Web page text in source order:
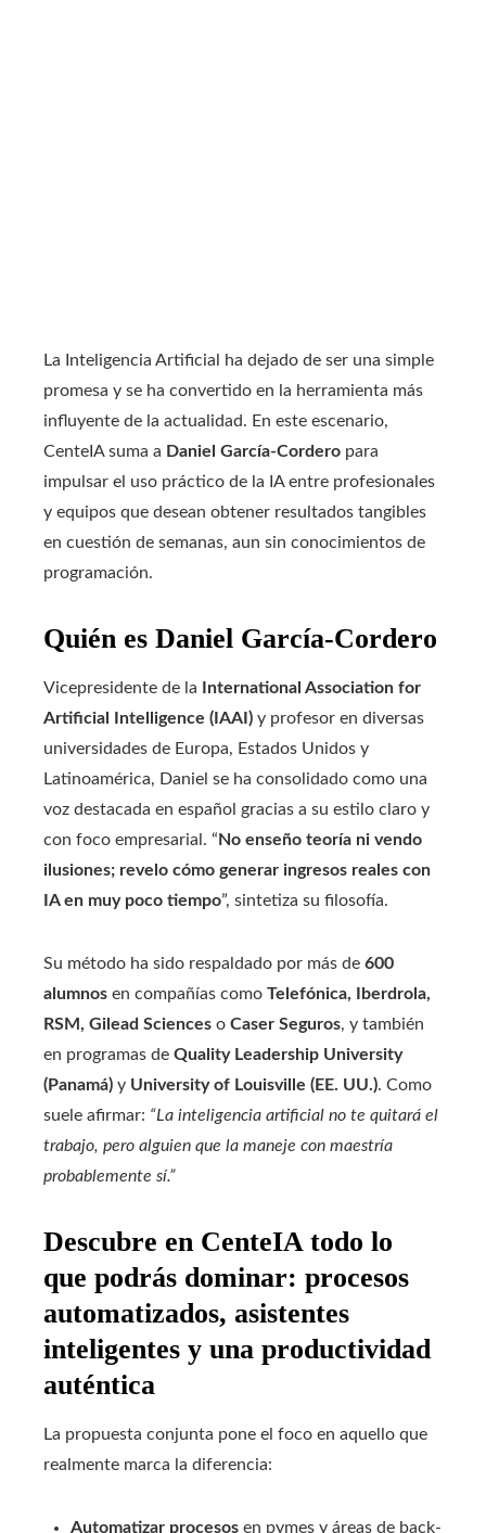
La Inteligencia Artificial ha dejado de ser una simple
promesa y se ha convertido en la herramienta más
influyente de la actualidad. En este escenario,
CenteIA suma a Daniel García-Cordero para
impulsar el uso práctico de la IA entre profesionales
y equipos que desean obtener resultados tangibles
en cuestión de semanas, aun sin conocimientos de
programación.
Quién es Daniel García-Cordero
Vicepresidente de la
International Association for
Artificial Intelligence (IAAI) y profesor en diversas
universidades de Europa, Estados Unidos y
Latinoamérica, Daniel se ha consolidado como una
voz destacada en español gracias a su estilo claro y
con foco empresarial. “ No enseño teoría ni vendo
ilusiones; revelo cómo generar ingresos reales con
IA en muy poco tiempo”, sintetiza su filosofía.
Su método ha sido respaldado por más de 600
alumnos en compañías como Telefónica, Iberdrola,
RSM, Gilead Sciences o Caser Seguros, y también
en programas de Quality Leadership University
(Panamá) y University of Louisville (EE. UU.). Como
suele afirmar: “La inteligencia artificial no te quitará el
trabajo, pero alguien que la maneje con maestría
probablemente sí.”
Descubre en CenteIA todo lo
que podrás dominar: procesos
automatizados, asistentes
inteligentes y una productividad
auténtica
La propuesta conjunta pone el foco en aquello que
realmente marca la diferencia:
Automatizar procesos en pymes y áreas de back-